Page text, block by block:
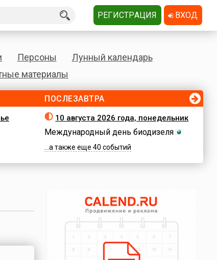
Персоны
Лунный календарь
материалы
ПОСЛЕЗАВТРА
10 августа 2026 года, понедельник
Международный день биодизеля
...а также еще 40 событий
РЕГИСТРАЦИЯ ВХОД